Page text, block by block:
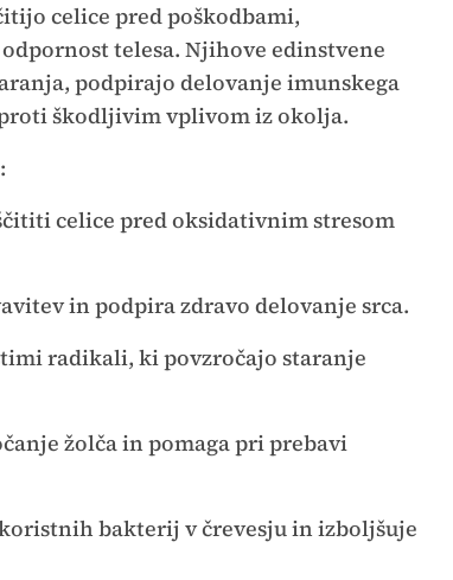
celice pred poškodbami,
telesa. Njihove edinstvene
podpirajo delovanje imunskega
škodljivim vplivom iz okolja.
celice pred oksidativnim stresom
in podpira zdravo delovanje srca.
radikali, ki povzročajo staranje
žolča in pomaga pri prebavi
bakterij v črevesju in izboljšuje